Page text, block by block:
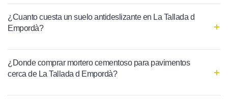
¿Cuanto cuesta un suelo antideslizante en La Tallada d
Empordà?
¿Donde comprar mortero cementoso para pavimentos
cerca de La Tallada d Empordà?